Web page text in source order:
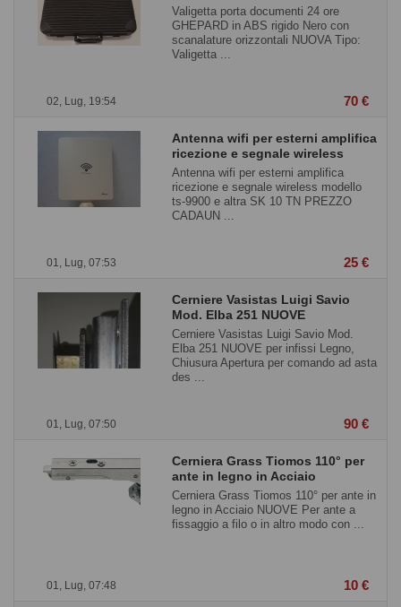
02, Lug, 19:54
Valigetta porta documenti 24 ore
GHEPARD in ABS rigido Nero con
scanalature orizzontali NUOVA Tipo:
Valigetta ...
70 €
01, Lug, 07:53
Antenna wifi per esterni amplifica
ricezione e segnale wireless
Antenna wifi per esterni amplifica
ricezione e segnale wireless modello
ts-9900 e altra SK 10 TN PREZZO
CADAUN ...
25 €
01, Lug, 07:50
Cerniere Vasistas Luigi Savio
Mod. Elba 251 NUOVE
Cerniere Vasistas Luigi Savio Mod.
Elba 251 NUOVE per infissi Legno,
Chiusura Apertura per comando ad asta
des ...
90 €
01, Lug, 07:48
Cerniera Grass Tiomos 110° per
ante in legno in Acciaio
Cerniera Grass Tiomos 110° per ante in
legno in Acciaio NUOVE Per ante a
fissaggio a filo o in altro modo con ...
10 €